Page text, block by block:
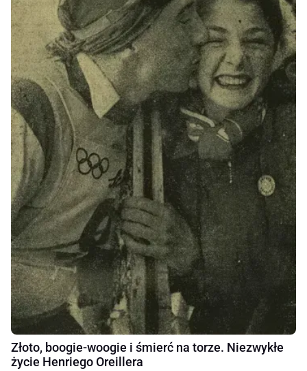
Złoto, boogie-woogie i śmierć na torze. Niezwykłe
życie Henriego Oreillera